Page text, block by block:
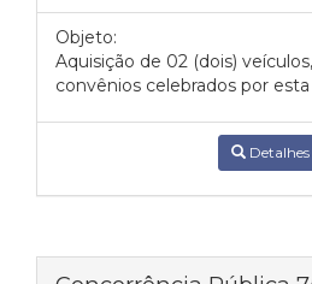
Objeto:
Aquisição de 02 (dois)
convênios celebrados por
Detalhes